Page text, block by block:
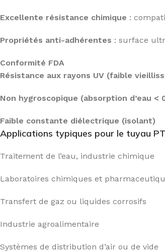
Excellente résistance chimique :
Propriétés anti-adhérentes : surface
Conformité FDA
Résistance aux rayons UV (faible
Non hygroscopique (absorption d’eau <
Faible constante diélectrique (isolant)
Applications typiques pour le tuyau
Traitement de l’eau, industrie chimique
Laboratoires chimiques et
Transfert de gaz ou liquides corrosifs
Industrie agroalimentaire
Systèmes de distribution d’air ou de vide